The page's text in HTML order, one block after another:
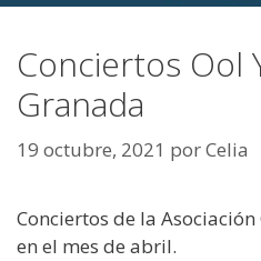
Conciertos Ool
Granada
19 octubre, 2021 porCelia
Conciertos de la Asociación
en el mes de abril.